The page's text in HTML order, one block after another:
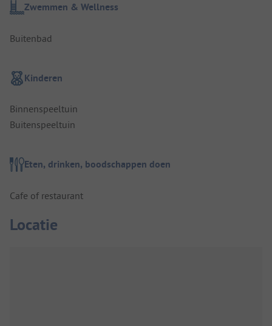
Zwemmen & Wellness
Buitenbad
Kinderen
Binnenspeeltuin
Buitenspeeltuin
Eten, drinken, boodschappen doen
Cafe of restaurant
Locatie